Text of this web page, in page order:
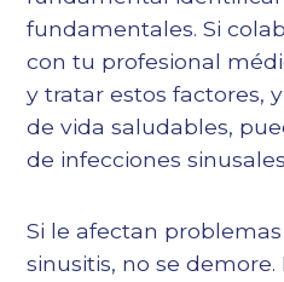
fundamentales. Si
con tu profesional
y tratar estos factores,
de vida saludables,
de infecciones
Si le afectan
sinusitis, no se